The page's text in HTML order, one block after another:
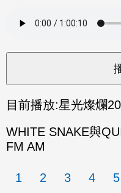
目前播放:星光燦爛
WHITE SNAKE與
FM AM
1 2 3 4 5